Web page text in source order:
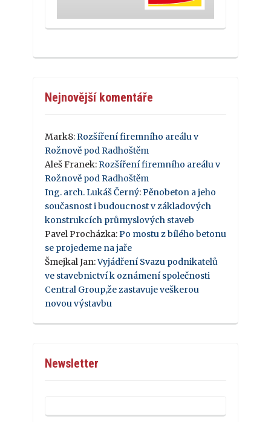
Nejnovější komentáře
Mark8: Rozšíření firemního areálu v
Rožnově pod Radhoštěm
Aleš Franek: Rozšíření firemního areálu v
Rožnově pod Radhoštěm
Ing. arch. Lukáš Černý: Pěnobeton a jeho
současnost i budoucnost v základových
konstrukcích průmyslových staveb
Pavel Procházka: Po mostu z bílého betonu
se projedeme na jaře
Šmejkal Jan:Vyjádření Svazu podnikatelů
ve stavebnictví k oznámení společnosti
Central Group,že zastavuje veškerou
novou výstavbu
Newsletter